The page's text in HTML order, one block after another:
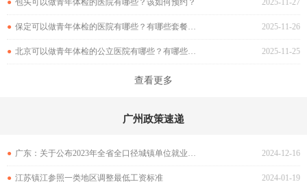
● 包头可以做青年体检的医院有哪些？该如何预约？ 2025-11-27
● 保定可以做青年体检的医院有哪些？有哪些套餐可以选择？ 2025-11-26
● 北京可以做青年体检的公立医院有哪些？有哪些套餐可以选择？ 2025-11-25
查看更多
广州政策速递
● 广东：关于公布2023年全省全口径城镇单位就业人员月平均工资和2024年职工基本养老保险缴费基数上下限有关问题的通知 2024-12-16
● 江苏镇江参照一类地区调整最低工资标准 2024-01-19